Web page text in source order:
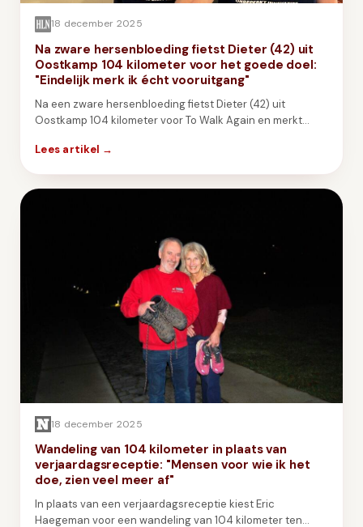
18 december 2025
Na zware hersenbloeding fietst Dieter (42) uit
Oostkamp 104 kilometer voor het goede doel:
"Eindelijk merk ik écht vooruitgang"
Na een zware hersenbloeding fietst Dieter (42) uit
Oostkamp 104 kilometer voor To Walk Again en merkt
Lees artikel →
18 december 2025
Wandeling van 104 kilometer in plaats van
verjaardagsreceptie: "Mensen voor wie ik het
doe, zien veel meer af"
In plaats van een verjaardagsreceptie kiest Eric
Haegeman voor een wandeling van 104 kilometer ten